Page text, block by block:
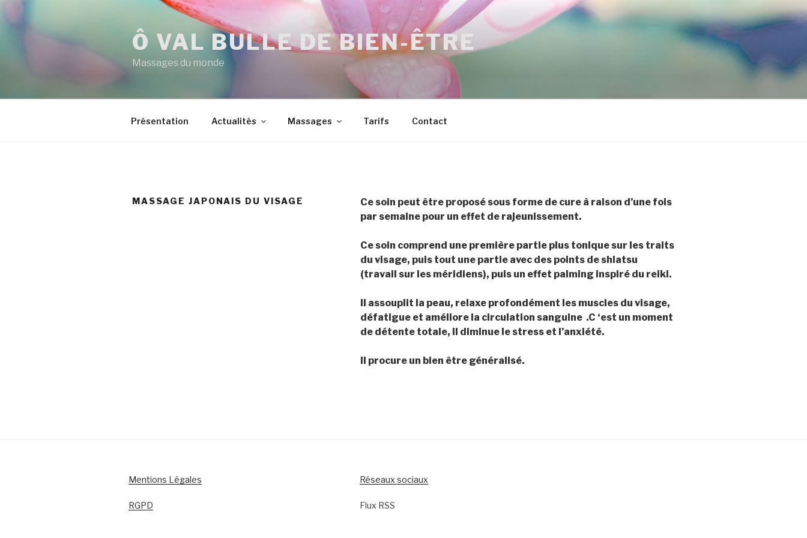
au
Ô VAL BULLE DE BIEN-ÊTRE
Massages du monde
Présentation Actualités Massages Tarifs Contact
MASSAGE JAPONAIS DU VISAGE
Ce soin peut être proposé sous forme de cure à raison d’une fois
par semaine pour un effet de rajeunissement.
Ce soin comprend une première partie plus tonique sur les traits
du visage, puis tout une partie avec des points de shiatsu
(travail sur les méridiens), puis un effet palming inspiré du reiki.
Il assouplit la peau, relaxe profondément les muscles du visage,
défatigue et améliore la circulation sanguine .C ‘est un moment
de détente totale, il diminue le stress et l’anxiété.
Il procure un bien être généralisé.
Mentions Légales
RGPD
Réseaux sociaux
Flux RSS